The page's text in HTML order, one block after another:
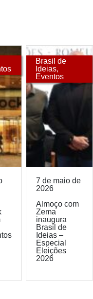
Brasil de
Ideias,
Eventos
7 de maio de
2026
Almoço com
Zema
inaugura
Brasil de
Ideias –
Especial
Eleições
2026